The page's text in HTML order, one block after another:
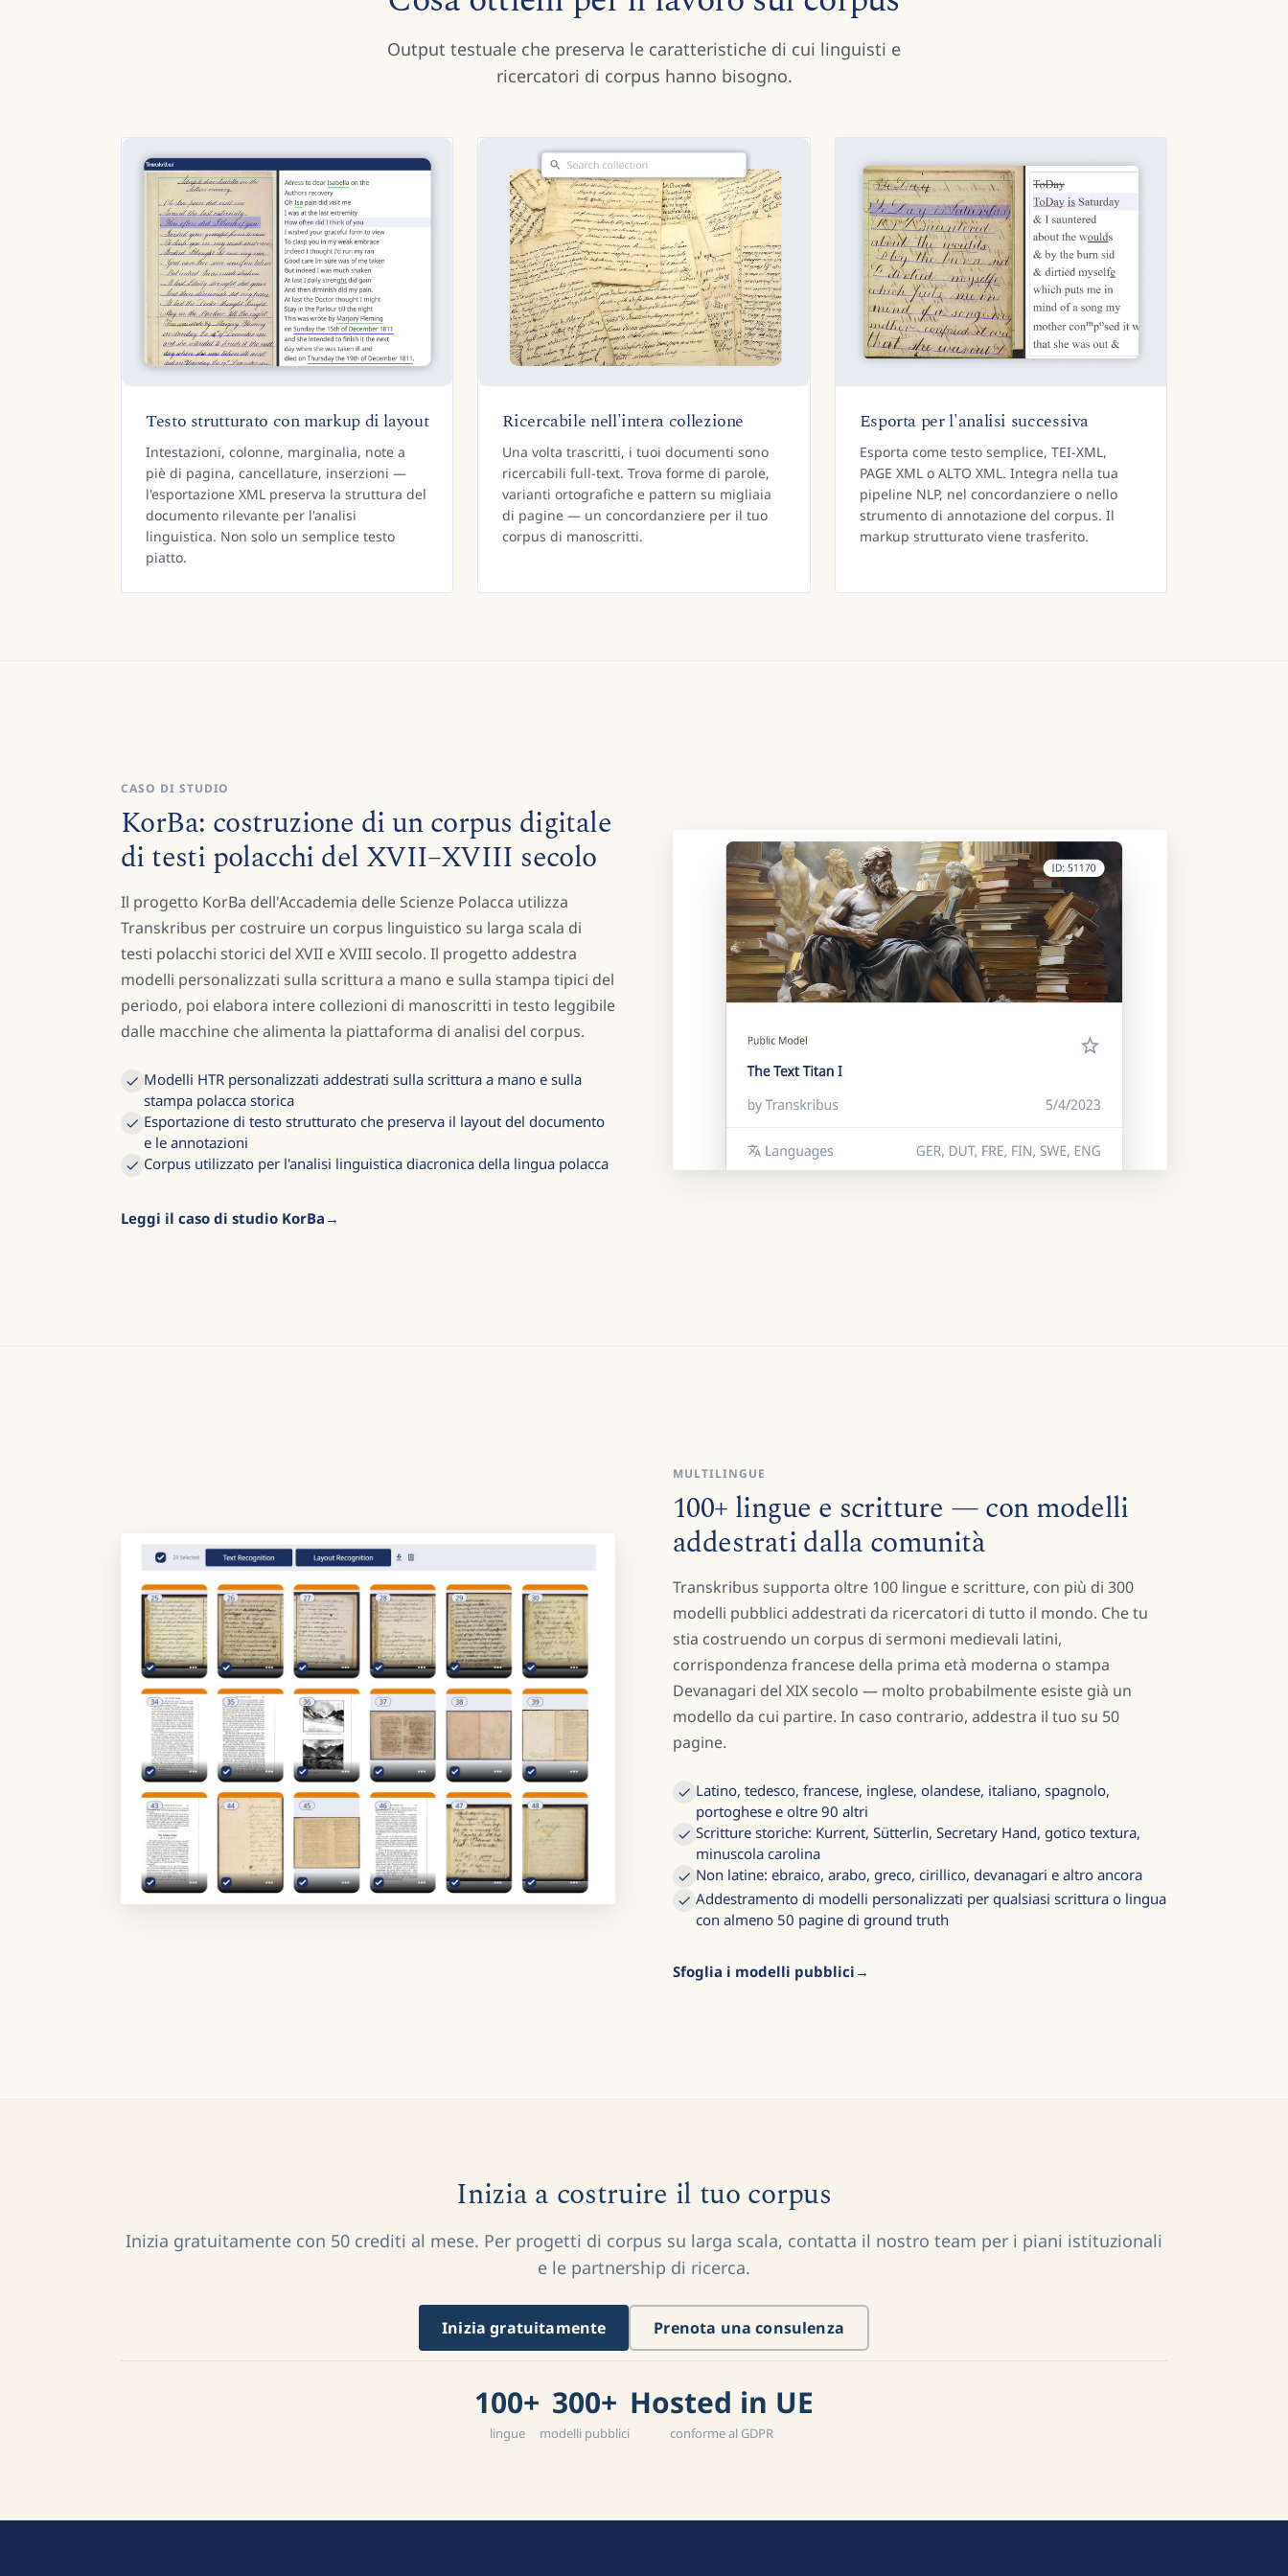
Output testuale che preserva le caratteristiche di cui linguisti e
ricercatori di corpus hanno bisogno.
Testo strutturato con markup di layout
Intestazioni, colonne, marginalia, note a
piè di pagina, cancellature, inserzioni —
l'esportazione XML preserva la struttura del
documento rilevante per l'analisi
linguistica. Non solo un semplice testo
piatto.
Ricercabile nell'intera collezione
Una volta trascritti, i tuoi documenti sono
ricercabili full-text. Trova forme di parole,
varianti ortografiche e pattern su migliaia
di pagine — un concordanziere per il tuo
corpus di manoscritti.
Esporta per l'analisi successiva
Esporta come testo semplice, TEI-XML,
PAGE XML o ALTO XML. Integra nella tua
pipeline NLP, nel concordanziere o nello
strumento di annotazione del corpus. Il
markup strutturato viene trasferito.
CASO DI STUDIO
KorBa: costruzione di un corpus digitale
di testi polacchi del XVII–XVIII secolo
Il progetto KorBa dell'Accademia delle Scienze Polacca utilizza
Transkribus per costruire un corpus linguistico su larga scala di
testi polacchi storici del XVII e XVIII secolo. Il progetto addestra
modelli personalizzati sulla scrittura a mano e sulla stampa tipici del
periodo, poi elabora intere collezioni di manoscritti in testo leggibile
dalle macchine che alimenta la piattaforma di analisi del corpus.
Modelli HTR personalizzati addestrati sulla scrittura a mano e sulla
stampa polacca storica
Esportazione di testo strutturato che preserva il layout del documento
e le annotazioni
Corpus utilizzato per l'analisi linguistica diacronica della lingua polacca
Leggi il caso di studio KorBa
MULTILINGUE
100+ lingue e scritture — con modelli
addestrati dalla comunità
Transkribus supporta oltre 100 lingue e scritture, con più di 300
modelli pubblici addestrati da ricercatori di tutto il mondo. Che tu
stia costruendo un corpus di sermoni medievali latini,
corrispondenza francese della prima età moderna o stampa
Devanagari del XIX secolo — molto probabilmente esiste già un
modello da cui partire. In caso contrario, addestra il tuo su 50
pagine.
Latino, tedesco, francese, inglese, olandese, italiano, spagnolo,
portoghese e oltre 90 altri
Scritture storiche: Kurrent, Sütterlin, Secretary Hand, gotico textura,
minuscola carolina
Non latine: ebraico, arabo, greco, cirillico, devanagari e altro ancora
Addestramento di modelli personalizzati per qualsiasi scrittura o lingua
con almeno 50 pagine di ground truth
Sfoglia i modelli pubblici
Inizia a costruire il tuo corpus
Inizia gratuitamente con 50 crediti al mese. Per progetti di corpus su larga scala, contatta il nostro team per i piani istituzionali
e le partnership di ricerca.
Inizia gratuitamente Prenota una consulenza
100+
lingue
300+
modelli pubblici
Hosted in UE
conforme al GDPR